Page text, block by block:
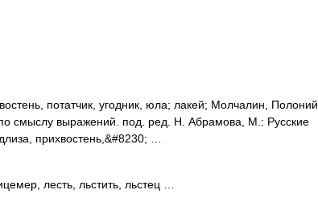
потатчик, угодник, юла; лакей; Молчалин, Полоний.
смыслу выражений. под. ред. Н. Абрамова, М.: Русские
прихвостень,&#8230; …
лесть, льстить, льстец …